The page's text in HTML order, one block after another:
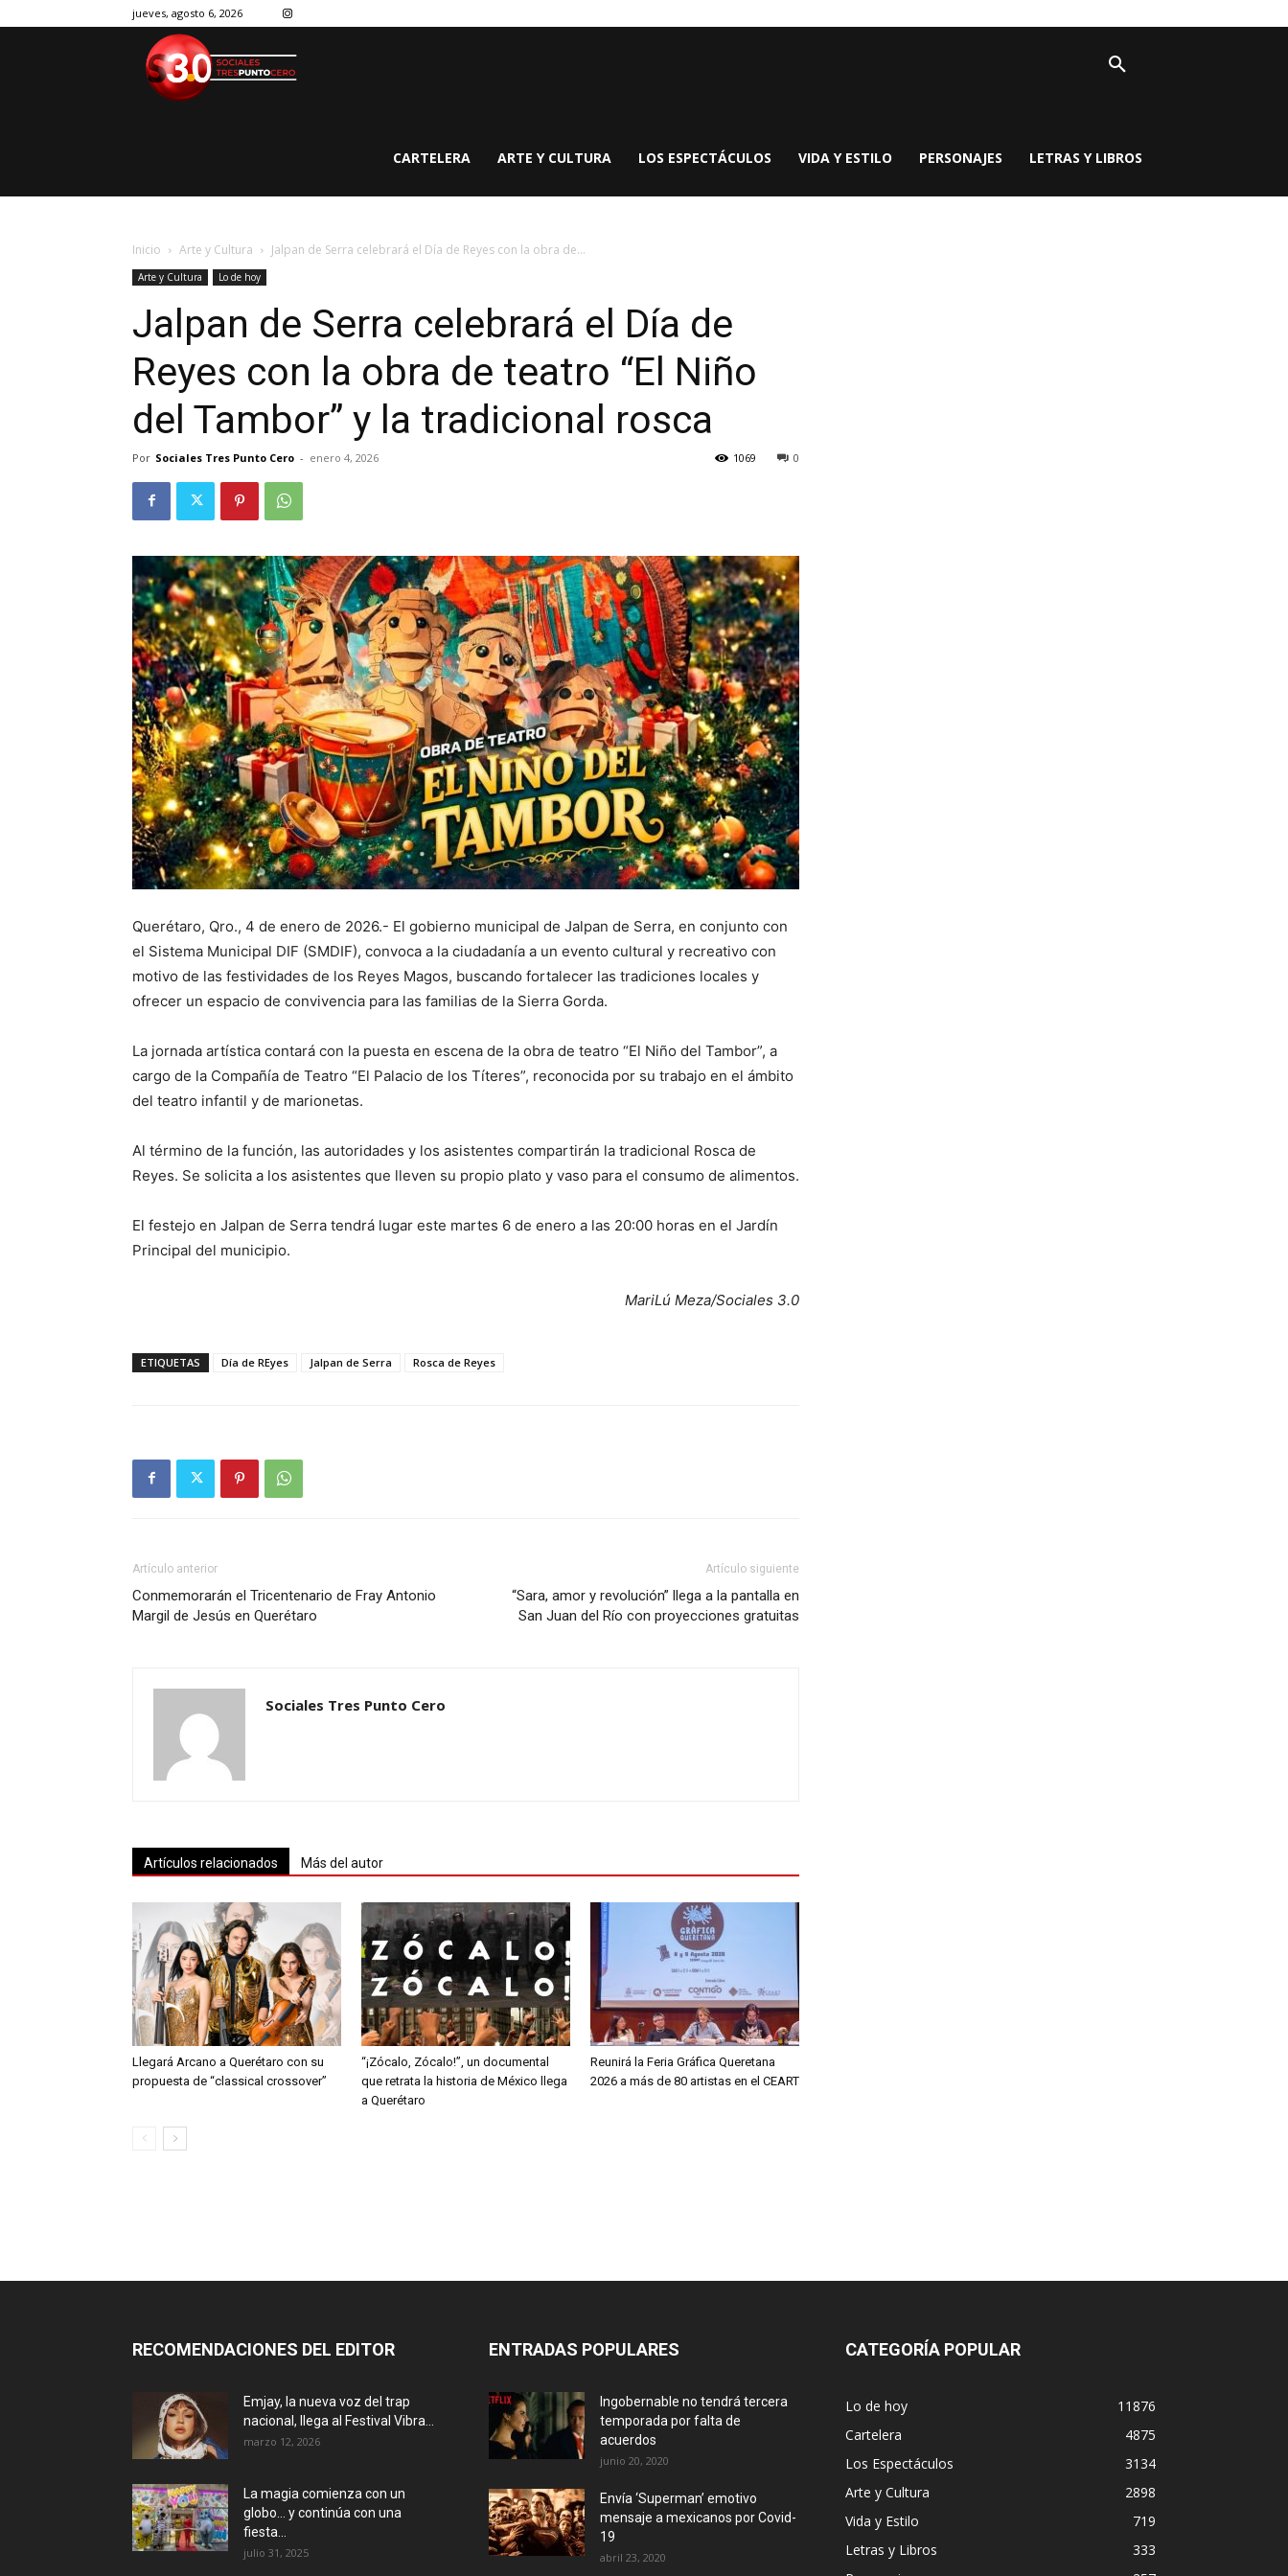
jueves, agosto 6, 2026
CARTELERA ARTE Y CULTURA LOS ESPECTÁCULOS VIDA Y ESTILO PERSONAJES LETRAS Y LIBROS
Inicio Arte y Cultura Jalpan de Serra celebrará el Día de Reyes con la obra de...
Arte y Cultura Lo de hoy
Jalpan de Serra celebrará el Día de
Reyes con la obra de teatro “El Niño
del Tambor” y la tradicional rosca
Por Sociales Tres Punto Cero - enero 4, 2026 0
1069
Querétaro, Qro., 4 de enero de 2026.- El gobierno municipal de Jalpan de Serra, en conjunto con
el Sistema Municipal DIF (SMDIF), convoca a la ciudadanía a un evento cultural y recreativo con
motivo de las festividades de los Reyes Magos, buscando fortalecer las tradiciones locales y
ofrecer un espacio de convivencia para las familias de la Sierra Gorda.
La jornada artística contará con la puesta en escena de la obra de teatro “El Niño del Tambor”, a
cargo de la Compañía de Teatro “El Palacio de los Títeres”, reconocida por su trabajo en el ámbito
del teatro infantil y de marionetas.
Al término de la función, las autoridades y los asistentes compartirán la tradicional Rosca de
Reyes. Se solicita a los asistentes que lleven su propio plato y vaso para el consumo de alimentos.
El festejo en Jalpan de Serra tendrá lugar este martes 6 de enero a las 20:00 horas en el Jardín
Principal del municipio.
MariLú Meza/Sociales 3.0
ETIQUETAS Día de REyes Jalpan de Serra Rosca de Reyes
Artículo anterior
Conmemorarán el Tricentenario de Fray Antonio
Margil de Jesús en Querétaro
Artículo siguiente
“Sara, amor y revolución” llega a la pantalla en
San Juan del Río con proyecciones gratuitas
Sociales Tres Punto Cero
Artículos relacionados Más del autor
Llegará Arcano a Querétaro con su
propuesta de “classical crossover”
“¡Zócalo, Zócalo!”, un documental
que retrata la historia de México llega
a Querétaro
Reunirá la Feria Gráfica Queretana
2026 a más de 80 artistas en el CEART
RECOMENDACIONES DEL EDITOR
Emjay, la nueva voz del trap
nacional, llega al Festival Vibra...
marzo 12, 2026
La magia comienza con un
globo… y continúa con una
fiesta...
julio 31, 2025
ENTRADAS POPULARES
Ingobernable no tendrá tercera
temporada por falta de
acuerdos
junio 20, 2020
Envía ‘Superman’ emotivo
mensaje a mexicanos por Covid-
19
abril 23, 2020
CATEGORÍA POPULAR
Lo de hoy
11876
Cartelera
4875
Los Espectáculos
3134
Arte y Cultura
2898
Vida y Estilo
719
Letras y Libros
333